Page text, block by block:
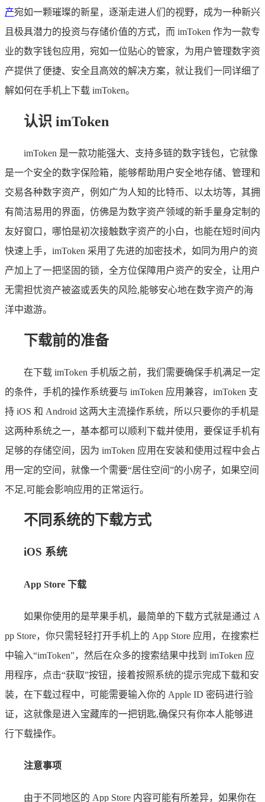
产宛如一颗璀璨的新星，逐渐走进人们的视野，成为一种新兴
且极具潜力的投资与存储价值的方式，而 imToken 作为一款专
业的数字钱包应用，宛如一位贴心的管家，为用户管理数字资
产提供了便捷、安全且高效的解决方案，就让我们一同详细了
解如何在手机上下载 imToken。
认识 imToken
imToken 是一款功能强大、支持多链的数字钱包，它就像
是一个安全的数字保险箱，能够帮助用户安全地存储、管理和
交易各种数字资产，例如广为人知的比特币、以太坊等，其拥
有简洁易用的界面，仿佛是为数字资产领域的新手量身定制的
友好窗口，哪怕是初次接触数字资产的小白，也能在短时间内
快速上手，imToken 采用了先进的加密技术，如同为用户的资
产加上了一把坚固的锁，全方位保障用户资产的安全，让用户
无需担忧资产被盗或丢失的风险,能够安心地在数字资产的海
洋中遨游。
下载前的准备
在下载 imToken 手机版之前，我们需要确保手机满足一定
的条件，手机的操作系统要与 imToken 应用兼容，imToken 支
持 iOS 和 Android 这两大主流操作系统，所以只要你的手机是
这两种系统之一，基本都可以顺利下载并使用，要保证手机有
足够的存储空间，因为 imToken 应用在安装和使用过程中会占
用一定的空间，就像一个需要“居住空间”的小房子，如果空间
不足,可能会影响应用的正常运行。
不同系统的下载方式
iOS 系统
App Store 下载
如果你使用的是苹果手机，最简单的下载方式就是通过 A
pp Store，你只需轻轻打开手机上的 App Store 应用，在搜索栏
中输入“imToken”，然后在众多的搜索结果中找到 imToken 应
用程序，点击“获取”按钮，接着按照系统的提示完成下载和安
装，在下载过程中，可能需要输入你的 Apple ID 密码进行验
证，这就像是进入宝藏库的一把钥匙,确保只有你本人能够进
行下载操作。
注意事项
由于不同地区的 App Store 内容可能有所差异，如果你在